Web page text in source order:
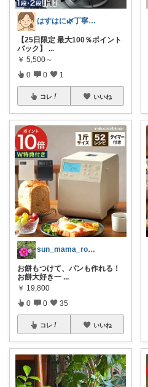
はすはに🌿丁寧な暮らし
【25日限定 最大100％ポイント
バック】
...
￥ 5,500～
0 0 1
コレ いいね
sun_mama_room
お餅もつけて、パンも作れる！
お餅大好き一 ...
￥ 19,800
0 0 35
コレ いいね